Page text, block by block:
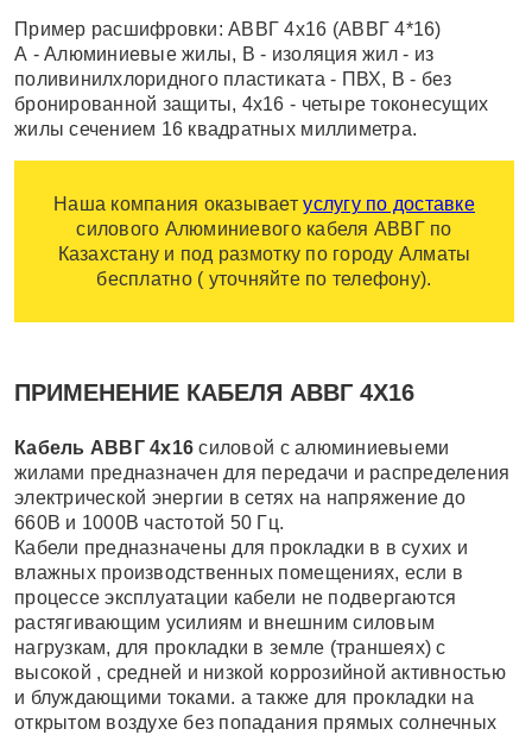
Пример расшифровки: АВВГ 4х16 (АВВГ 4*16)
А - Алюминиевые жилы, В - изоляция жил - из
поливинилхлоридного пластиката - ПВХ, В - без
бронированной защиты, 4х16 - четыре токонесущих
жилы сечением 16 квадратных миллиметра.
Наша компания оказываетуслугу по доставке
силового Алюминиевого кабеля АВВГ по
Казахстану и под размотку по городу Алматы
бесплатно ( уточняйте по телефону).
ПРИМЕНЕНИЕ КАБЕЛЯ АВВГ 4Х16
Кабель АВВГ 4х16силовой с алюминиевыеми
жилами предназначен для передачи и распределения
электрической энергии в сетях на напряжение до
660В и 1000В частотой 50 Гц.
Кабели предназначены для прокладки в в сухих и
влажных производственных помещениях, если в
процессе эксплуатации кабели не подвергаются
растягивающим усилиям и внешним силовым
нагрузкам, для прокладки в земле (траншеях) с
высокой , средней и низкой коррозийной активностью
и блуждающими токами. а также для прокладки на
открытом воздухе без попадания прямых солнечных